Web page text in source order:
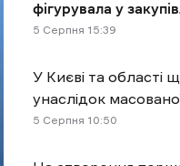
фігурувала у
5 Cерпня 15:39
У Києві та області
унаслідок
5 Cерпня 10:50